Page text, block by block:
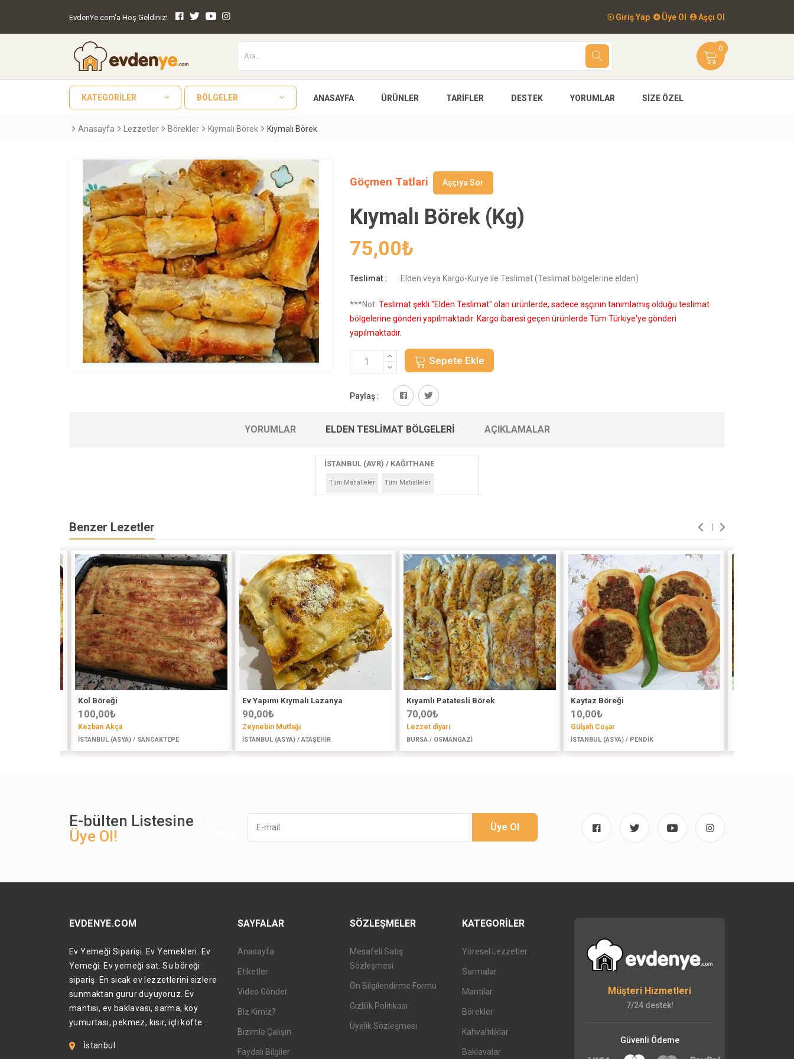
EvdenYe.com'a Hoş Geldiniz! Giriş Yap Üye Ol Aşçı Ol
0
KATEGORILER BÖLGELER ANASAYFA ÜRÜNLER TARIFLER DESTEK YORUMLAR SIZE ÖZEL
Anasayfa Lezzetler Börekler Kıymalı Börek Kıymalı Börek
Göçmen Tatlari Aşçıya Sor
Kıymalı Börek (Kg)
75,00₺
Teslimat : Elden veya Kargo-Kurye ile Teslimat (Teslimat bölgelerine elden)
***Not: Teslimat şekli "Elden Teslimat" olan ürünlerde, sadece aşçının tanımlamış olduğu teslimat
bölgelerine gönderi yapılmaktadır. Kargo ibaresi geçen ürünlerde Tüm Türkiye'ye gönderi
yapılmaktadır.
Sepete Ekle
Paylaş :
YORUMLAR ELDEN TESLIMAT BÖLGELERI AÇIKLAMALAR
İSTANBUL (AVR) / KAĞITHANE
Tüm Mahalleler Tüm Mahalleler
Benzer Lezetler
Kol Böreği
100,00₺
Kezban Akça
İSTANBUL (ASYA) / SANCAKTEPE
Ev Yapımı Kıymalı Lazanya
90,00₺
Zeynebin Mutfağı
İSTANBUL (ASYA) / ATAŞEHİR
Kıyamlı Patatesli Börek
70,00₺
Lezzet diyarı
BURSA / OSMANGAZİ
Kaytaz Böreği
10,00₺
Gülşah Coşar
İSTANBUL (ASYA) / PENDİK
E-bülten Listesine
Üye Ol!
Üye Ol
EVDENYE.COM
Ev Yemeği Siparişi. Ev Yemekleri. Ev
Yemeği. Ev yemeği sat. Su böreği
sipariş. En sıcak ev lezzetlerini sizlere
sunmaktan gurur duyuyoruz. Ev
mantısı, ev baklavası, sarma, köy
yumurtası, pekmez, kısır, içli köfte...
İstanbul
SAYFALAR
Anasayfa
Etiketler
Video Gönder
Biz Kimiz?
Bizimle Çalışın
Faydalı Bilgiler
SÖZLEŞMELER
Mesafeli Satış
Sözleşmesi
Ön Bilgilendirme Formu
Gizlilik Politikası
Üyelik Sözleşmesi
KATEGORILER
Yöresel Lezzetler
Sarmalar
Mantılar
Börekler
Kahvaltılıklar
Baklavalar
Müşteri Hizmetleri
7/24 destek!
Güvenli Ödeme